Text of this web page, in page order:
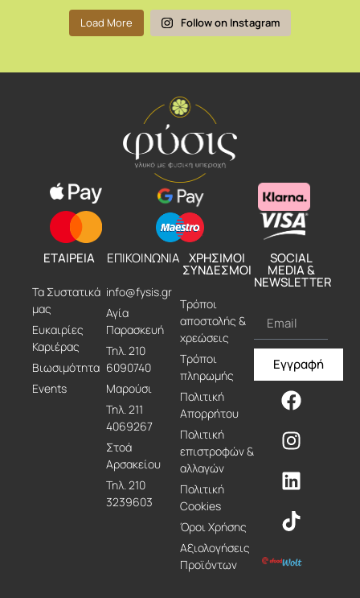
Load More Follow on Instagram
ΕΤΑΙΡΕΙΑ
Τα Συστατικά
μας
Ευκαιρίες
Καριέρας
Βιωσιμότητα
Events
ΕΠΙΚΟΙΝΩΝΙΑ
info@fysis.gr
Αγία
Παρασκευή
Τηλ. 210
6090740
Μαρούσι
Τηλ. 211
4069267
Στοά
Αρσακείου
Τηλ. 210
3239603
ΧΡΗΣΙΜΟΙ
ΣΥΝΔΕΣΜΟΙ
Τρόποι
αποστολής &
χρεώσεις
Τρόποι
πληρωμής
Πολιτική
Απορρήτου
Πολιτική
επιστροφών &
αλλαγών
Πολιτική
Cookies
Όροι Χρήσης
Αξιολογήσεις
Προϊόντων
SOCIAL
MEDIA &
NEWSLETTER
Εγγραφή